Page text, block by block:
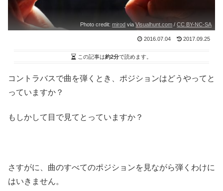
Photo credit:mirod viaVisualhunt.com /CC BY-NC-SA
2016.07.04 2017.09.25
この記事は約2分で読めます。
コントラバスで曲を弾くとき、ポジションはどうやってと
っていますか？
もしかして目で見てとっていますか？
さすがに、曲のすべてのポジションを見ながら弾くわけに
はいきません。